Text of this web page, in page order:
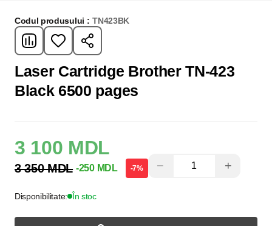
Codul produsului : TN423BK
Laser Cartridge Brother TN-423
Black 6500 pages
3 100 MDL
3 350 MDL -250 MDL -7% − +
Disponibilitate: În stoc